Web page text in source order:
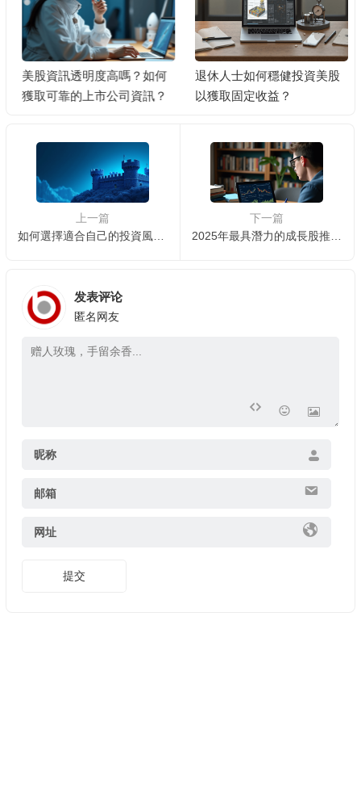
美股資訊透明度高嗎？如何
獲取可靠的上市公司資訊？
退休人士如何穩健投資美股
以獲取固定收益？
上一篇
如何選擇適合自己的投資風險等級？🎯📊
下一篇
发表评论
匿名网友
昵称
邮箱
网址
提交